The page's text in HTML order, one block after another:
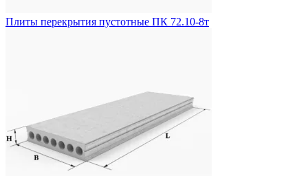
Плиты перекрытия пустотные ПК 72.10-8т